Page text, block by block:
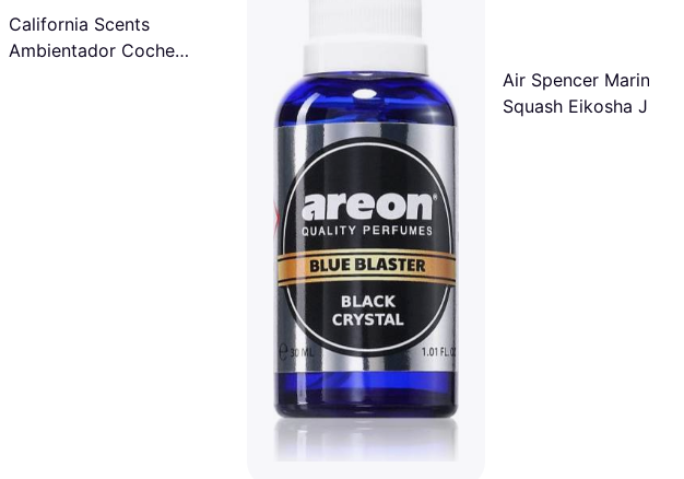
California Scents
Ambientador Coche
Air Spencer Marine
Squash Eikosha JDM